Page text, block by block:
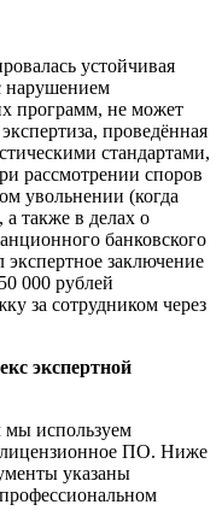
устойчивая
нарушением
программ, не может
проведённая
стандартами,
рассмотрении споров
увольнении (когда
а также в делах о
банковского
заключение
000 рублей
за сотрудником через
экспертной
мы используем
лицензионное ПО. Ниже
указаны